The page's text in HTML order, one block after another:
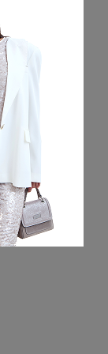
кроссовки из
драпа
57 200 РУБ.
FW25/26